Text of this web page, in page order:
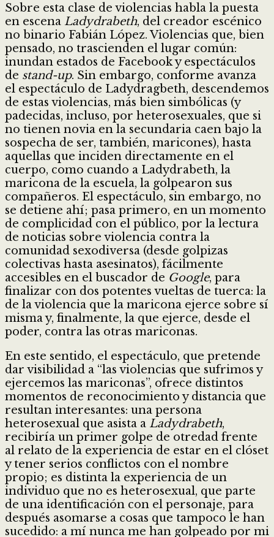
Sobre esta clase de violencias habla la puesta
en escena Ladydrabeth, del creador escénico
no binario Fabián López. Violencias que, bien
pensado, no trascienden el lugar común:
inundan estados de Facebook y espectáculos
de stand-up. Sin embargo, conforme avanza
el espectáculo de Ladydragbeth, descendemos
de estas violencias, más bien simbólicas (y
padecidas, incluso, por heterosexuales, que si
no tienen novia en la secundaria caen bajo la
sospecha de ser, también, maricones), hasta
aquellas que inciden directamente en el
cuerpo, como cuando a Ladydrabeth, la
maricona de la escuela, la golpearon sus
compañeros. El espectáculo, sin embargo, no
se detiene ahí; pasa primero, en un momento
de complicidad con el público, por la lectura
de noticias sobre violencia contra la
comunidad sexodiversa (desde golpizas
colectivas hasta asesinatos), fácilmente
accesibles en el buscador de Google, para
finalizar con dos potentes vueltas de tuerca: la
de la violencia que la maricona ejerce sobre sí
misma y, finalmente, la que ejerce, desde el
poder, contra las otras mariconas.
En este sentido, el espectáculo, que pretende
dar visibilidad a “las violencias que sufrimos y
ejercemos las mariconas”, ofrece distintos
momentos de reconocimiento y distancia que
resultan interesantes: una persona
heterosexual que asista a Ladydrabeth,
recibiría un primer golpe de otredad frente
al relato de la experiencia de estar en el clóset
y tener serios conflictos con el nombre
propio; es distinta la experiencia de un
individuo que no es heterosexual, que parte
de una identificación con el personaje, para
después asomarse a cosas que tampoco le han
sucedido: a mí nunca me han golpeado por mi